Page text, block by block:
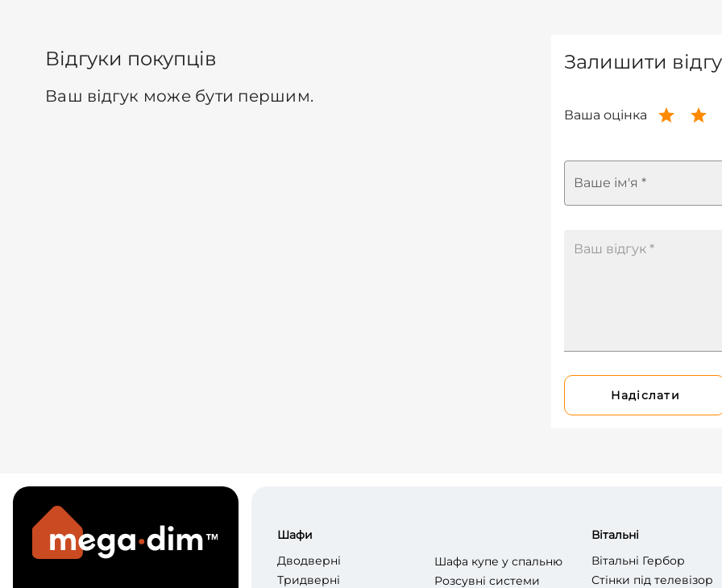
Відгуки покупців
Ваш відгук може бути першим.
Залишити
Ваша оцінка
Ваше ім'я *
Надіслати
Шафи
Дводверні
Тридверні
Шафа купе у спальню
Розсувні системи
Вітальні
Вітальні Гербор
Стінки під телевізор